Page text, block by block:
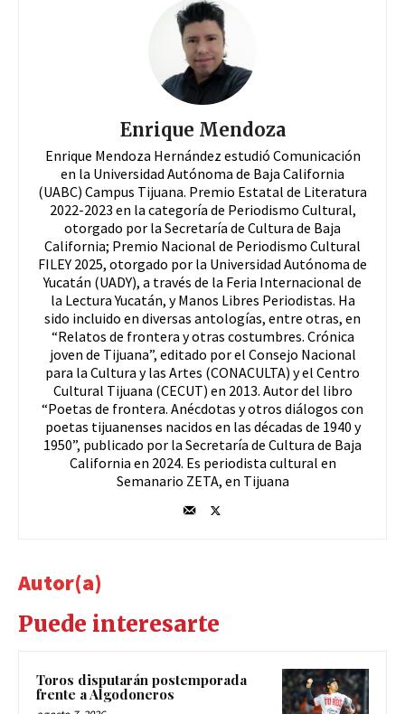
Enrique Mendoza
Enrique Mendoza Hernández estudió Comunicación
en la Universidad Autónoma de Baja California
(UABC) Campus Tijuana. Premio Estatal de Literatura
2022-2023 en la categoría de Periodismo Cultural,
otorgado por la Secretaría de Cultura de Baja
California; Premio Nacional de Periodismo Cultural
FILEY 2025, otorgado por la Universidad Autónoma de
Yucatán (UADY), a través de la Feria Internacional de
la Lectura Yucatán, y Manos Libres Periodistas. Ha
sido incluido en diversas antologías, entre otras, en
“Relatos de frontera y otras costumbres. Crónica
joven de Tijuana”, editado por el Consejo Nacional
para la Cultura y las Artes (CONACULTA) y el Centro
Cultural Tijuana (CECUT) en 2013. Autor del libro
“Poetas de frontera. Anécdotas y otros diálogos con
poetas tijuanenses nacidos en las décadas de 1940 y
1950”, publicado por la Secretaría de Cultura de Baja
California en 2024. Es periodista cultural en
Semanario ZETA, en Tijuana
Autor(a)
Puede interesarte
Toros disputarán postemporada
frente a Algodoneros